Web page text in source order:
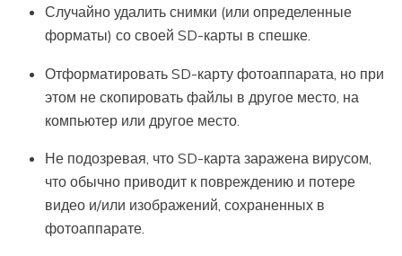
Случайно удалить снимки (или определенные
форматы) со своей SD-карты в спешке.
Отформатировать SD-карту фотоаппарата, но при
этом не скопировать файлы в другое место, на
компьютер или другое место.
Не подозревая, что SD-карта заражена вирусом,
что обычно приводит к повреждению и потере
видео и/или изображений, сохраненных в
фотоаппарате.